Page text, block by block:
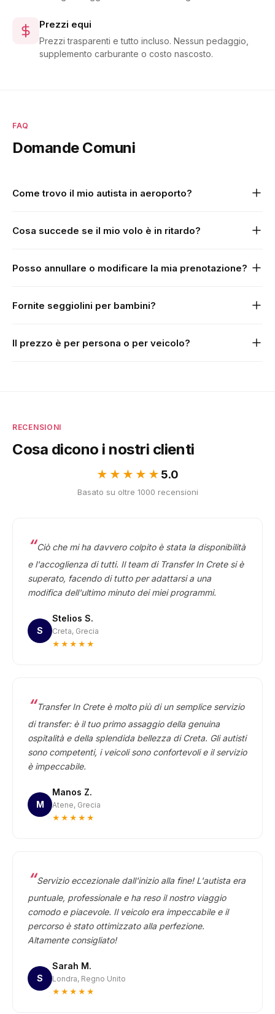
Prezzi equi
Prezzi trasparenti e tutto incluso. Nessun pedaggio,
supplemento carburante o costo nascosto.
FAQ
Domande Comuni
Come trovo il mio autista in aeroporto?
nome. Ti invieremo anche il suo numero di telefono e i
Cosa succede se il mio volo è in ritardo?
automaticamente gli orari di prelievo. Il tuo autista sarà
Posso annullare o modificare la mia prenotazione?
programmato. Contattaci e ce ne occuperemo
Fornite seggiolini per bambini?
senza costi aggiuntivi. Indica semplicemente l'età del tuo
Il prezzo è per persona o per veicolo?
RECENSIONI
Cosa dicono i nostri clienti
★★★★★ 5.0
Basato su oltre 1000 recensioni
Ciò che mi ha davvero colpito è stata la disponibilità
e l'accoglienza di tutti. Il team di Transfer In Crete si è
superato, facendo di tutto per adattarsi a una
modifica dell'ultimo minuto dei miei programmi.
S
Stelios S.
Creta, Grecia
★★★★★
Transfer In Crete è molto più di un semplice servizio
di transfer: è il tuo primo assaggio della genuina
ospitalità e della splendida bellezza di Creta. Gli autisti
sono competenti, i veicoli sono confortevoli e il servizio
è impeccabile.
M
Manos Z.
Atene, Grecia
★★★★★
Servizio eccezionale dall'inizio alla fine! L'autista era
puntuale, professionale e ha reso il nostro viaggio
comodo e piacevole. Il veicolo era impeccabile e il
percorso è stato ottimizzato alla perfezione.
Altamente consigliato!
S
Sarah M.
Londra, Regno Unito
★★★★★